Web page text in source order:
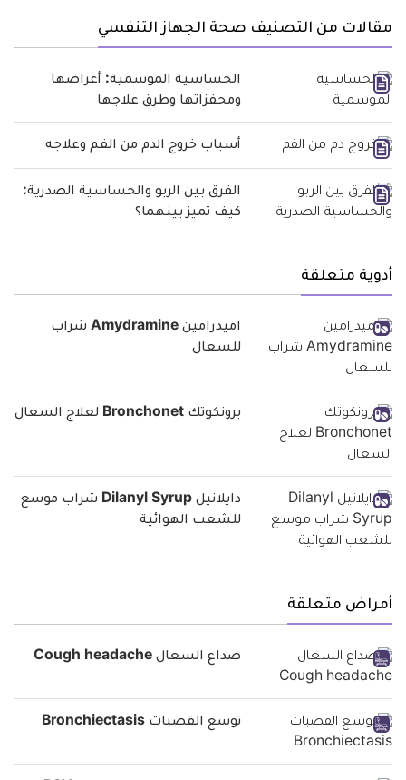
مقالات من التصنيف صحة الجهاز التنفسي
الحساسية الموسمية: أعراضها
ومحفزاتها وطرق علاجها
أسباب خروج الدم من الفم وعلاجه
الفرق بين الربو والحساسية الصدرية:
كيف تميز بينهما؟
أدوية متعلقة
اميدرامين Amydramine شراب
للسعال
برونكوتك Bronchonet لعلاج السعال
دايلانيل Dilanyl Syrup شراب موسع
للشعب الهوائية
أمراض متعلقة
صداع السعال Cough headache
توسع القصبات Bronchiectasis